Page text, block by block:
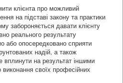
клієнта про можливий
на підставі закону та практики
забороняється давати клієнту
реального результату
або опосередковано сприяти
надій, а також
на результат іншими
своїх професійних